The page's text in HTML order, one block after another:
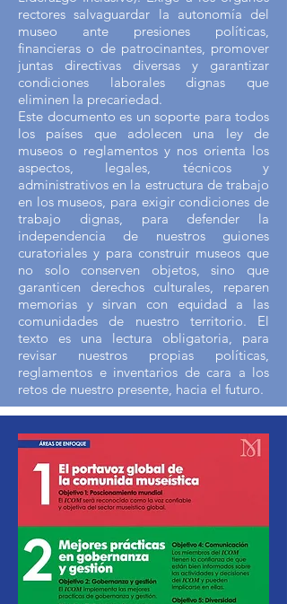
rectores salvaguardar la autonomía del
museo ante presiones políticas,
financieras o de patrocinantes, promover
juntas directivas diversas y garantizar
condiciones laborales dignas que
eliminen la precariedad.
Este documento es un soporte para todos
los países que adolecen una ley de
museos o reglamentos y nos orienta los
aspectos, legales, técnicos y
administrativos en la estructura de trabajo
en los museos, para exigir condiciones de
trabajo dignas, para defender la
independencia de nuestros guiones
curatoriales y para construir museos que
no solo conserven objetos, sino que
garanticen derechos culturales, reparen
memorias y sirvan con equidad a las
comunidades de nuestro territorio. El
texto es una lectura obligatoria, para
revisar nuestros propias políticas,
reglamentos e inventarios de cara a los
retos de nuestro presente, hacia el futuro.